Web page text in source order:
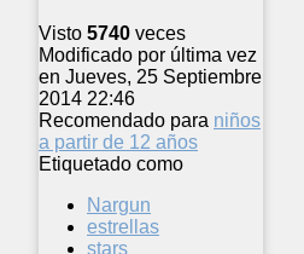
Visto 5740 veces
Modificado por última vez
en Jueves, 25 Septiembre
2014 22:46
Recomendado para niños
a partir de 12 años
Etiquetado como
Nargun
estrellas
stars